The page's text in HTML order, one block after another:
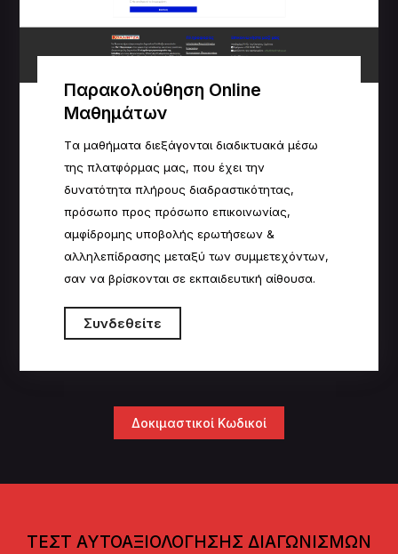
Παρακολούθηση Online
Μαθημάτων
Tα μαθήματα διεξάγονται διαδικτυακά μέσω
της πλατφόρμας μας, που έχει την
δυνατότητα πλήρους διαδραστικότητας,
πρόσωπο προς πρόσωπο επικοινωνίας,
αμφίδρομης υποβολής ερωτήσεων &
αλληλεπίδρασης μεταξύ των συμμετεχόντων,
σαν να βρίσκονται σε εκπαιδευτική αίθουσα.
Συνδεθείτε
Δοκιμαστικοί Κωδικοί
ΤΕΣΤ ΑΥΤΟΑΞΙΟΛΟΓΗΣΗΣ ΔΙΑΓΩΝΙΣΜΩΝ